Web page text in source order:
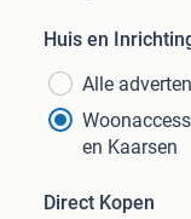
Huis en
Alle
en Kaarsen
Direct Kopen